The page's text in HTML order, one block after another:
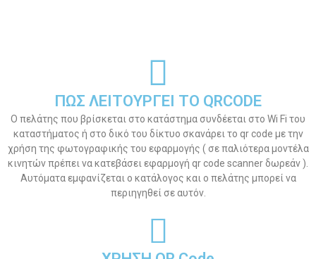
ΠΩΣ ΛΕΙΤΟΥΡΓΕΙ ΤΟ QRCODE
Ο πελάτης που βρίσκεται στο κατάστημα συνδέεται στο Wi Fi του
καταστήματος ή στο δικό του δίκτυο σκανάρει το qr code με την
χρήση της φωτογραφικής του εφαρμογής ( σε παλιότερα μοντέλα
κινητών πρέπει να κατεβάσει εφαρμογή qr code scanner δωρεάν ).
Αυτόματα εμφανίζεται ο κατάλογος και ο πελάτης μπορεί να
περιηγηθεί σε αυτόν.